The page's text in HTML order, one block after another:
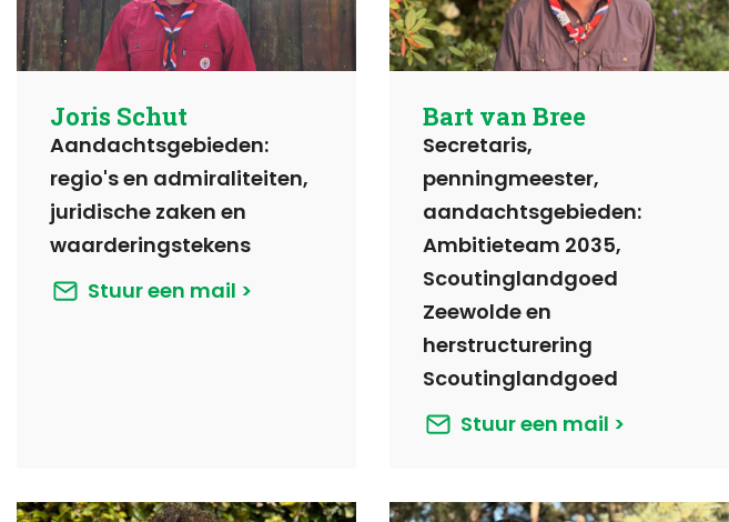
Joris Schut
Aandachtsgebieden:
regio's en admiraliteiten,
juridische zaken en
waarderingstekens
Stuur een mail
Bart van Bree
Secretaris,
penningmeester,
aandachtsgebieden:
Ambitieteam 2035,
Scoutinglandgoed
Zeewolde en
herstructurering
Scoutinglandgoed
Stuur een mail